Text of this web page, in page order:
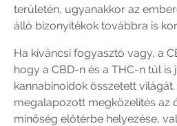
területén, ugyanakkor az
álló bizonyítékok továbbra is
Ha kíváncsi fogyasztó vagy, a
hogy a CBD-n és a THC-n túl
kannabinoidok összetett
megalapozott megközelítés az
minőség előtérbe helyezése,